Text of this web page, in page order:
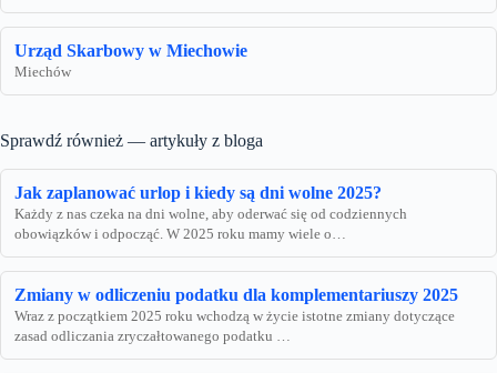
Urząd Skarbowy w Miechowie
Miechów
Sprawdź również — artykuły z bloga
Jak zaplanować urlop i kiedy są dni wolne 2025?
Każdy z nas czeka na dni wolne, aby oderwać się od codziennych
obowiązków i odpocząć. W 2025 roku mamy wiele o…
Zmiany w odliczeniu podatku dla komplementariuszy 2025
Wraz z początkiem 2025 roku wchodzą w życie istotne zmiany dotyczące
zasad odliczania zryczałtowanego podatku …